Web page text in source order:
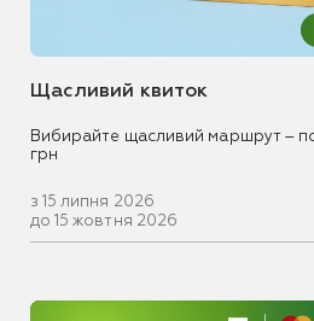
Щасливий квиток
Вибирайте щасливий маршрут –
грн
з 15 липня 2026
до 15 жовтня 2026